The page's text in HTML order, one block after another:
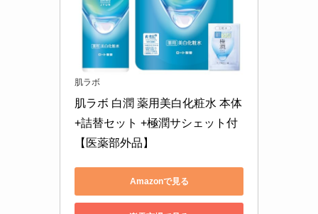
肌ラボ
肌ラボ 白潤 薬用美白化粧水 本体
+詰替セット +極潤サシェット付
【医薬部外品】
Amazonで見る